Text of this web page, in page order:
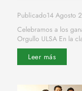
Publicado14 Agosto
Celebramos a los
Orgullo ULSA En la
Leer más